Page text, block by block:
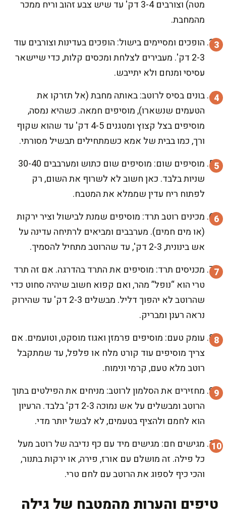
מטה) וצורבים 3-4 דק' עד שיש צבע זהוב וריח ממכר
מהמחבת.
הופכים ומסיימים בישול: הופכים בעדינות וצורבים עוד
2-3 דק'. מעבירים לצלחת ומכסים קלות, כדי שיישאר
עסיסי ומנחם ולא יתייבש.
בונים בסיס לרוטב: באותה מחבת (אל תזרקו את
הטעמים שנשארו), מוסיפים חמאה. כשהיא נמסה,
מוסיפים בצל קצוץ ומטגנים 4-5 דק' עד שהוא שקוף
ורך, כמו בבית של אמא כשמתחילים תבשיל מסורתי.
מוסיפים שום: מוסיפים שום כתוש ומערבבים 30-40
שניות בלבד. כאן חשוב לא לשרוף את השום, רק
לפתוח ריח עדין שממלא את המטבח.
מכינים רוטב תרד: מוסיפים שמנת לבישול וציר ירקות
(או מים חמים). מערבבים ומביאים לרתיחה עדינה על
אש בינונית, 2-3 דק', עד שהרוטב מתחיל להסמיך.
מכניסים תרד: מוסיפים את התרד בהדרגה. אם זה תרד
טרי הוא “נופל” מהר, ואם קפוא חשוב שיהיה סחוט כדי
שהרוטב לא יהפוך דליל. מבשלים 2-3 דק' עד שהירוק
נראה רענן ומבריק.
עומק טעם: מוסיפים פרמזן ואגוז מוסקט, וטועמים. אם
צריך מוסיפים עוד קורט מלח או פלפל, עד שמתקבל
רוטב מלא טעם, קרמי ונימוח.
מחזירים את הסלמון לרוטב: מניחים את הפילטים בתוך
הרוטב ומבשלים על אש נמוכה 2-3 דק' בלבד. הרעיון
הוא לחמם ולהציף בטעמים, לא לבשל יותר מדי.
מגישים חם: מגישים מיד עם כף נדיבה של רוטב מעל
כל פילה. זה מושלם עם אורז, פירה, או ירקות בתנור,
והכי כיף לספוג את הרוטב עם לחם טרי.
טיפים והערות מהמטבח של גילה